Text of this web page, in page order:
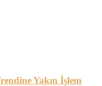
Yakın İşlem